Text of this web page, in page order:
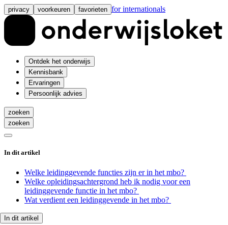
privacy voorkeuren favorieten for internationals
Ontdek het onderwijs
Kennisbank
Ervaringen
Persoonlijk advies
zoeken
zoeken
In dit artikel
Welke leidinggevende functies zijn er in het mbo?
Welke opleidingsachtergrond heb ik nodig voor een
leidinggevende functie in het mbo?
Wat verdient een leidinggevende in het mbo?
In dit artikel